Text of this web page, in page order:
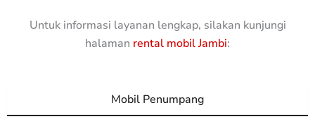
Untuk informasi layanan lengkap, silakan kunjungi
halaman rental mobil Jambi:
Mobil Penumpang